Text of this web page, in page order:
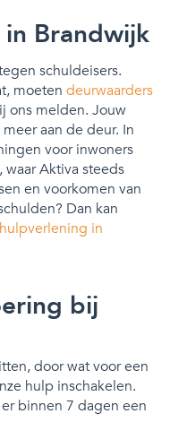
in Brandwijk
schuldeisers.
moeten deurwaarders
ons melden. Jouw
aan de deur. In
voor inwoners
Aktiva steeds
en voorkomen van
Dan kan
in
bij
door wat voor een
hulp inschakelen.
binnen 7 dagen een